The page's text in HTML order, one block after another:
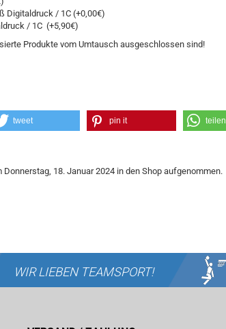
Digitaldruck / 1C (+0,00€)
/ 1C (+5,90€)
Produkte vom Umtausch ausgeschlossen sind!
tweet pin it teilen
18. Januar 2024 in den Shop aufgenommen.
WIR LIEBEN TEAMSPORT!